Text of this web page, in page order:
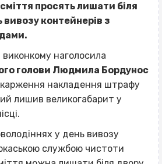
просять лишати біля
вивозу контейнерів з
виконкому наголосила
голови Людмила Бордунос
накладення штрафу
лишив великогабарит у
у день вивозу
службою чистоти